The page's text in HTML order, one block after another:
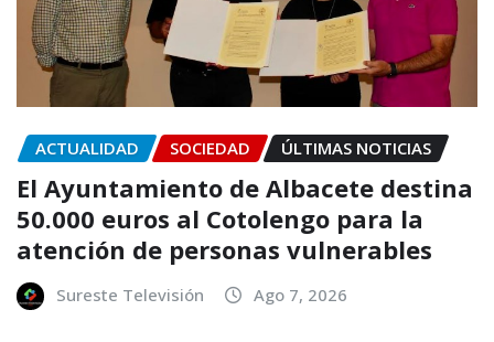
ACTUALIDAD SOCIEDAD ÚLTIMAS NOTICIAS
El Ayuntamiento de Albacete destina
50.000 euros al Cotolengo para la
atención de personas vulnerables
Sureste Televisión Ago 7, 2026